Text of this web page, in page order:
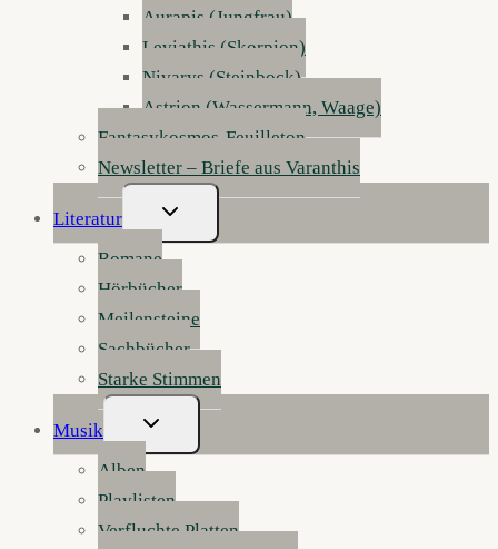
Aurapis (Jungfrau)
Leviathis (Skorpion)
Nivarys (Steinbock)
Astrion (Wassermann, Waage)
Fantasykosmos-Feuilleton
Newsletter – Briefe aus Varanthis
Literatur
Untermenü
Umschalten
Romane
Hörbücher
Meilensteine
Sachbücher
Starke Stimmen
Musik
Untermenü
Umschalten
Alben
Playlisten
Verfluchte Platten